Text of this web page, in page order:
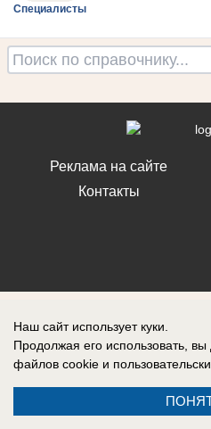
Специалисты
Реклама на сайте
Контакты
Наш сайт использует куки.
Продолжая его использовать, вы
файлов cookie и